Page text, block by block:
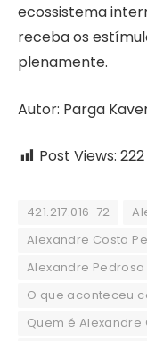
ecossistema
receba os
plenamente.
Autor: Parga
Post Views: 222
421.217.016-72
Alexandre Costa
Alexandre Pedrosa
O que aconteceu
Quem é Alexandre